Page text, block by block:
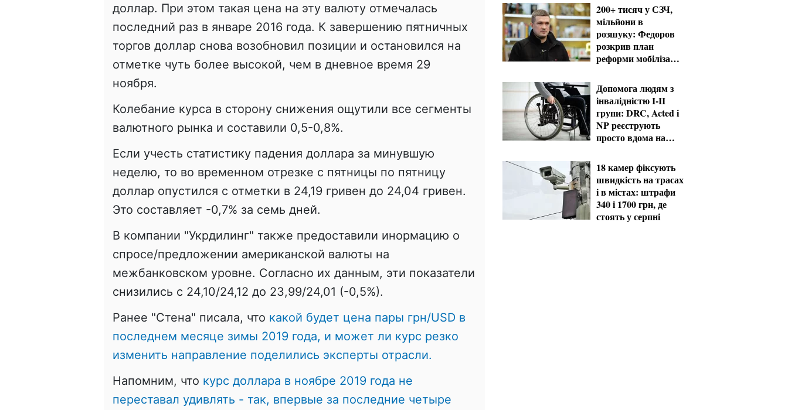
доллар. При этом такая цена на эту валюту отмечалась
последний раз в январе 2016 года. К завершению пятничных
торгов доллар снова возобновил позиции и остановился на
отметке чуть более высокой, чем в дневное время 29
ноября.
Колебание курса в сторону снижения ощутили все сегменты
валютного рынка и составили 0,5-0,8%.
Если учесть статистику падения доллара за минувшую
неделю, то во временном отрезке с пятницы по пятницу
доллар опустился с отметки в 24,19 гривен до 24,04 гривен.
Это составляет -0,7% за семь дней.
В компании "Укрдилинг" также предоставили инормацию о
спросе/предложении американской валюты на
межбанковском уровне. Согласно их данным, эти показатели
снизились с 24,10/24,12 до 23,99/24,01 (-0,5%).
Ранее "Стена" писала, что какой будет цена пары грн/USD в
последнем месяце зимы 2019 года, и может ли курс резко
изменить направление поделились эксперты отрасли.
Напомним, что курс доллара в ноябре 2019 года не
переставал удивлять - так, впервые за последние четыре
200+ тисяч у СЗЧ,
мільйони в
розшуку: Федоров
розкрив план
реформи мобілізації
Допомога людям з
інвалідністю I-II
групи: DRC, Acted і
NP реєструють
просто вдома на
18 камер фіксують
швидкість на трасах
і в містах: штрафи
340 і 1700 грн, де
стоять у серпні